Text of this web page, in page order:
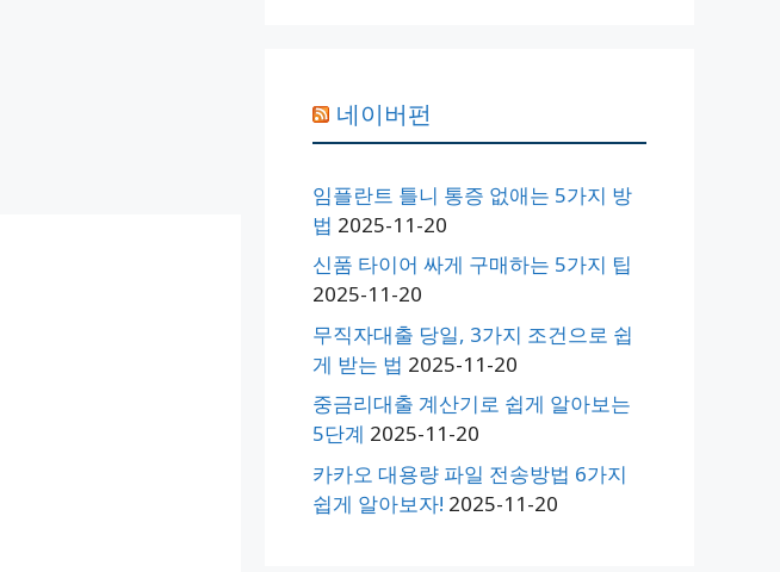
네이버펀
임플란트 틀니 통증 없애는 5가지 방
법 2025-11-20
신품 타이어 싸게 구매하는 5가지 팁
2025-11-20
무직자대출 당일, 3가지 조건으로 쉽
게 받는 법 2025-11-20
중금리대출 계산기로 쉽게 알아보는
5단계 2025-11-20
카카오 대용량 파일 전송방법 6가지
쉽게 알아보자! 2025-11-20